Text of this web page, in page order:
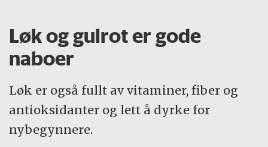
Løk og gulrot er gode
naboer
Løk er også fullt av vitaminer, fiber og
antioksidanter og lett å dyrke for
nybegynnere.